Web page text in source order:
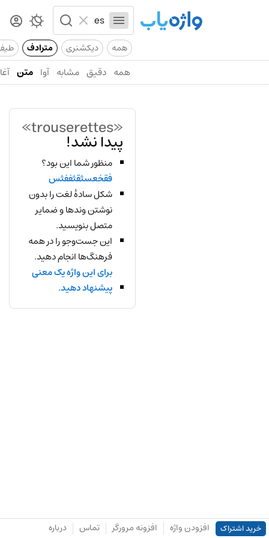
همه دیکشنری مترادف
همه دقیق مشابه آوا متن
«trouserettes»
پیدا نشد!
منظور شما این بود؟
فقخعسثقثففثس
شکل سادهٔ لغت را بدون
نوشتن وندها و ضمایر
متصل بنویسید.
این جست‌وجو را در همه
فرهنگ‌ها انجام دهید.
برای این واژه یک معنی
پیشنهاد دهید.
خرید اشتراک افزودن واژه افزونه مرورگر تماس درباره